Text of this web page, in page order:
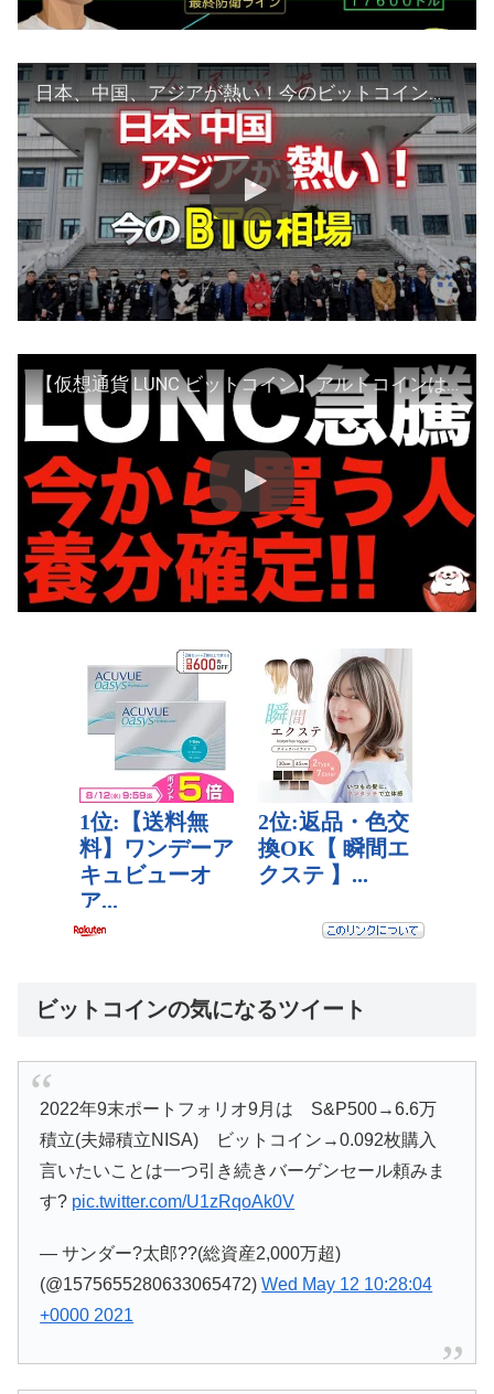
日本、中国、アジアが熱い！今のビットコイン相場
【仮想通貨 LUNC ビットコイン】アルトコインはエンタメコイン本当に応援できないなら持つのは危険（朝活配信877日目 毎日相場をチェックするだけで勝率アップ）【暗号資産 Crypto】
ビットコインの気になるツイート
2022年9末ポートフォリオ9月は S&P500→6.6万
積立(夫婦積立NISA) ビットコイン→0.092枚購入
言いたいことは一つ引き続きバーゲンセール頼みま
す? pic.twitter.com/U1zRqoAk0V
— サンダー?太郎??(総資産2,000万超)
(@1575655280633065472)Wed May 12 10:28:04
+0000 2021